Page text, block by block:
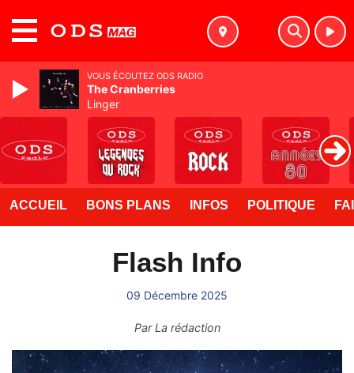
ACCUEIL BONS PLANS INFOS POLITIQUE
Flash Info
09 Décembre 2025
ParLa rédaction
VOUS ÉCOUTEZ ODS RADIO
The Cranberries
Linger